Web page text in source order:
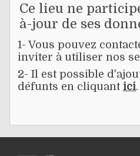
Ce lieu ne
à-jour de ses
1- Vous pouvez
inviter à utiliser nos
2- Il est possible
défunts en cliquant ici.